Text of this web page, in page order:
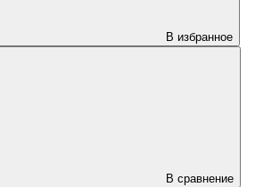
В избранное
В сравнение